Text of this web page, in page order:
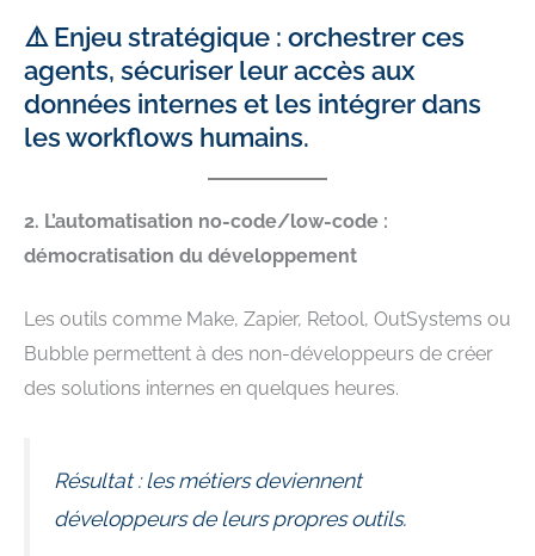
⚠️ Enjeu stratégique : orchestrer ces
agents, sécuriser leur accès aux
données internes et les intégrer dans
les workflows humains.
2. L’automatisation no-code/low-code :
démocratisation du développement
Les outils comme Make, Zapier, Retool, OutSystems ou
Bubble permettent à des non-développeurs de créer
des solutions internes en quelques heures.
Résultat : les métiers deviennent
développeurs de leurs propres outils.